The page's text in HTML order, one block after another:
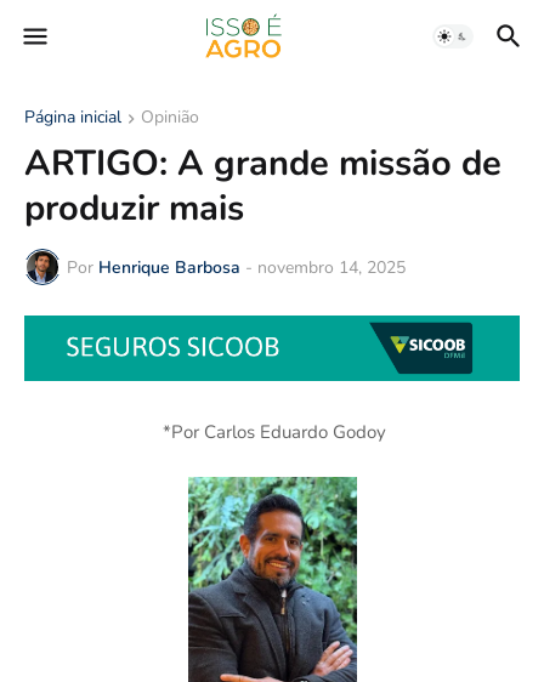
Página inicial Opinião
ARTIGO: A grande missão de
produzir mais
Por Henrique Barbosa - novembro 14, 2025
*Por Carlos Eduardo Godoy